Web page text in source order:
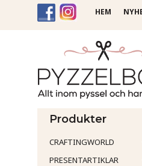
HEM
Produkter
CRAFTINGWORLD
PRESENTARTIKLAR